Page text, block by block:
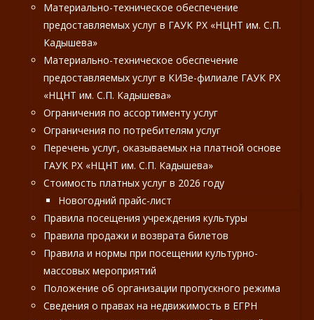
Материально-техническое обеспечение
предоставляемых услуг в ГАУК РХ «НЦНТ им. С.П.
Кадышева»
Материально-техническое обеспечение
предоставляемых услуг в КИЗе-филиале ГАУК РХ
«НЦНТ им. С.П. Кадышева»
Ограничения по ассортименту услуг
Ограничения по потребителям услуг
Перечень услуг, оказываемых на платной основе
ГАУК РХ «НЦНТ им. С.П. Кадышева»
Стоимость платных услуг в 2026 году
Новогодний прайс-лист
Правила посещения учреждения культуры
Правила продажи и возврата билетов
Правила и нормы при посещении культурно-
массовых мероприятий
Положение об организации пропускного режима
Сведения о правах на недвижимость в ЕГРН